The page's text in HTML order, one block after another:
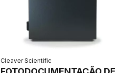
Cleaver Scientific